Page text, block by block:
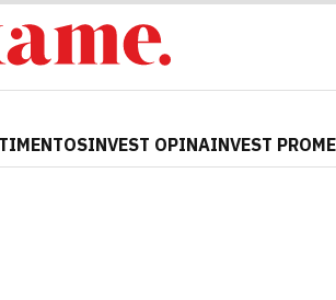
INVEST OPINAINVEST PRO